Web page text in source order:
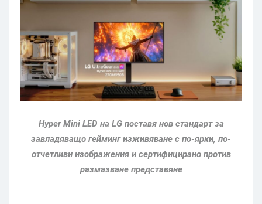
Hyper Mini LED на LG поставя нов стандарт за
завладяващо гейминг изживяване с по-ярки, по-
отчетливи изображения и сертифицирано против
размазване представяне